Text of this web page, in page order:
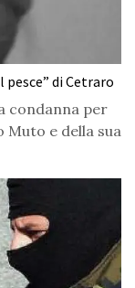
pesce” di Cetraro
condanna per
Muto e della sua